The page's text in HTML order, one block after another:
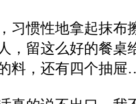
习惯性地拿起抹布
，留这么好的餐桌
料，还有四个抽